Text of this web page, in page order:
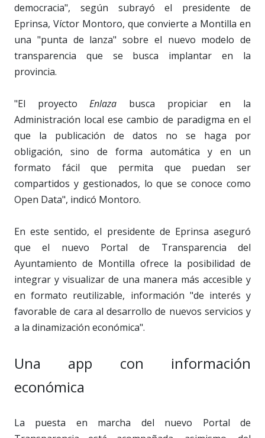
democracia", según subrayó el presidente de
Eprinsa, Víctor Montoro, que convierte a Montilla en
una "punta de lanza" sobre el nuevo modelo de
transparencia que se busca implantar en la
provincia.
"El proyectoEnlaza busca propiciar en la
Administración local ese cambio de paradigma en el
que la publicación de datos no se haga por
obligación, sino de forma automática y en un
formato fácil que permita que puedan ser
compartidos y gestionados, lo que se conoce como
Open Data", indicó Montoro.
En este sentido, el presidente de Eprinsa aseguró
que el nuevo Portal de Transparencia del
Ayuntamiento de Montilla ofrece la posibilidad de
integrar y visualizar de una manera más accesible y
en formato reutilizable, información "de interés y
favorable de cara al desarrollo de nuevos servicios y
a la dinamización económica".
Una app con información
económica
La puesta en marcha del nuevo Portal de